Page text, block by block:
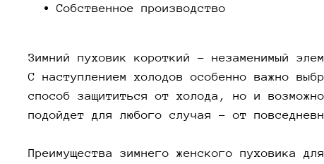
Собственное производство
Зимний пуховик короткий – незаменимый
С наступлением холодов особенно важно
способ защититься от холода, но и
подойдет для любого случая – от
Преимущества зимнего женского пуховика